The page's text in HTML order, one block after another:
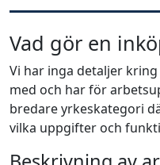
Vad gör en
Vi har inga detaljer
med och har för
bredare yrkeskategori
vilka uppgifter och